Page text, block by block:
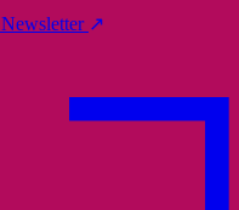
Newsletter ↗